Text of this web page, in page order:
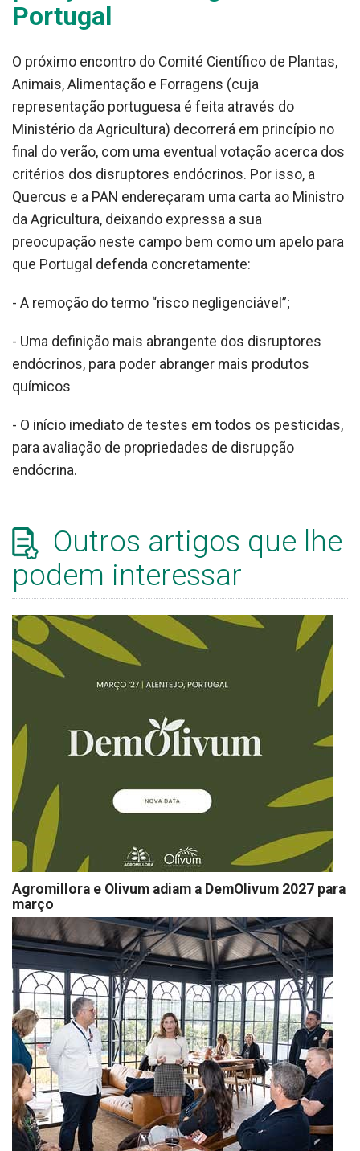
Portugal
O próximo encontro do Comité Científico de Plantas,
Animais, Alimentação e Forragens (cuja
representação portuguesa é feita através do
Ministério da Agricultura) decorrerá em princípio no
final do verão, com uma eventual votação acerca dos
critérios dos disruptores endócrinos. Por isso, a
Quercus e a PAN endereçaram uma carta ao Ministro
da Agricultura, deixando expressa a sua
preocupação neste campo bem como um apelo para
que Portugal defenda concretamente:
- A remoção do termo “risco negligenciável”;
- Uma definição mais abrangente dos disruptores
endócrinos, para poder abranger mais produtos
químicos
- O início imediato de testes em todos os pesticidas,
para avaliação de propriedades de disrupção
endócrina.
Outros artigos que lhe
podem interessar
Agromillora e Olivum adiam a DemOlivum 2027 para
março